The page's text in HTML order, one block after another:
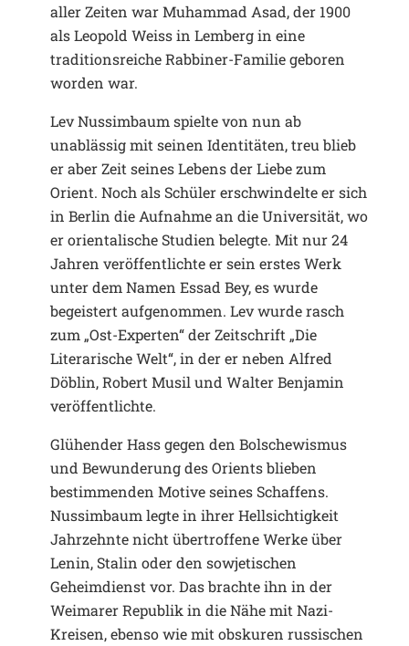
aller Zeiten war Muhammad Asad, der 1900
als Leopold Weiss in Lemberg in eine
traditionsreiche Rabbiner-Familie geboren
worden war.
Lev Nussimbaum spielte von nun ab
unablässig mit seinen Identitäten, treu blieb
er aber Zeit seines Lebens der Liebe zum
Orient. Noch als Schüler erschwindelte er sich
in Berlin die Aufnahme an die Universität, wo
er orientalische Studien belegte. Mit nur 24
Jahren veröffentlichte er sein erstes Werk
unter dem Namen Essad Bey, es wurde
begeistert aufgenommen. Lev wurde rasch
zum „Ost-Experten“ der Zeitschrift „Die
Literarische Welt“, in der er neben Alfred
Döblin, Robert Musil und Walter Benjamin
veröffentlichte.
Glühender Hass gegen den Bolschewismus
und Bewunderung des Orients blieben
bestimmenden Motive seines Schaffens.
Nussimbaum legte in ihrer Hellsichtigkeit
Jahrzehnte nicht übertroffene Werke über
Lenin, Stalin oder den sowjetischen
Geheimdienst vor. Das brachte ihn in der
Weimarer Republik in die Nähe mit Nazi-
Kreisen, ebenso wie mit obskuren russischen